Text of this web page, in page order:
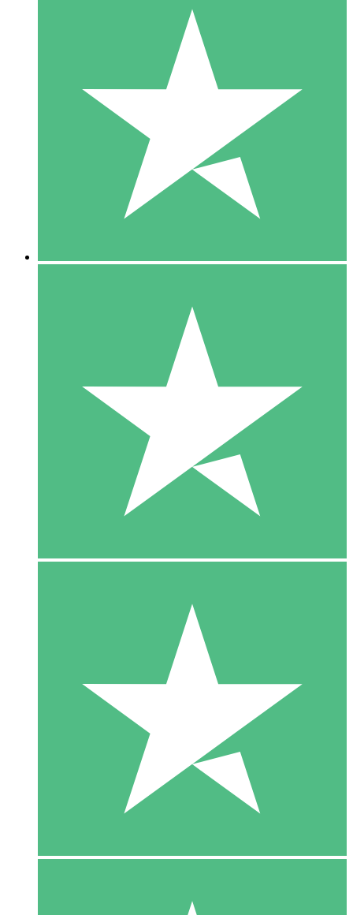
Paquetes de Créditos Individuales
Paga según el uso con créditos de descarga. Sin compromiso
10 00
10 Descargas
20 00